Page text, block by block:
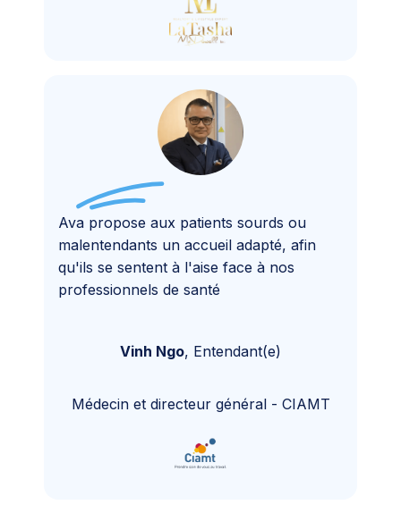
Ava propose aux patients sourds ou
malentendants un accueil adapté, afin
qu'ils se sentent à l'aise face à nos
professionnels de santé
Vinh Ngo, Entendant(e)
Médecin et directeur général- CIAMT